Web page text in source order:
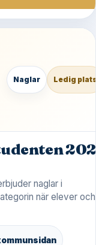
Naglar Ledig
naglar i
när elever och